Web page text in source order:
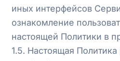
иных интерфейсов
ознакомление
настоящей Политики в
1.5. Настоящая Политика